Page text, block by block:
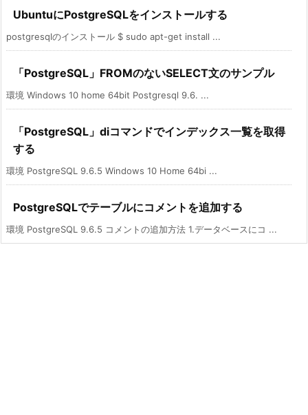
UbuntuにPostgreSQLをインストールする
postgresqlのインストール $ sudo apt-get install ...
「PostgreSQL」FROMのないSELECT文のサンプル
環境 Windows 10 home 64bit Postgresql 9.6. ...
「PostgreSQL」diコマンドでインデックス一覧を取得
する
環境 PostgreSQL 9.6.5 Windows 10 Home 64bi ...
PostgreSQLでテーブルにコメントを追加する
環境 PostgreSQL 9.6.5 コメントの追加方法 1.データベースにコ ...